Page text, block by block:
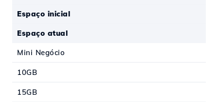
Espaço inicial
Espaço atual
Mini Negócio
10GB
15GB